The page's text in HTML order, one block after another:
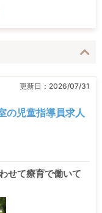
更新日： 2026/07/31
の児童指導員求人
せて療育で働いて